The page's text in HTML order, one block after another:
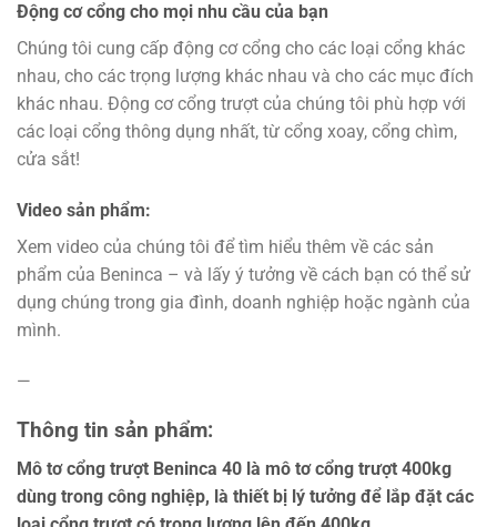
Động cơ cổng cho mọi nhu cầu của bạn
Chúng tôi cung cấp động cơ cổng cho các loại cổng khác
nhau, cho các trọng lượng khác nhau và cho các mục đích
khác nhau. Động cơ cổng trượt của chúng tôi phù hợp với
các loại cổng thông dụng nhất, từ cổng xoay, cổng chìm,
cửa sắt!
Video sản phẩm:
Xem video của chúng tôi để tìm hiểu thêm về các sản
phẩm của Beninca – và lấy ý tưởng về cách bạn có thể sử
dụng chúng trong gia đình, doanh nghiệp hoặc ngành của
mình.
—
Thông tin sản phẩm:
Mô tơ cổng trượt Beninca 40 là mô tơ cổng trượt 400kg
dùng trong công nghiệp, là thiết bị lý tưởng để lắp đặt các